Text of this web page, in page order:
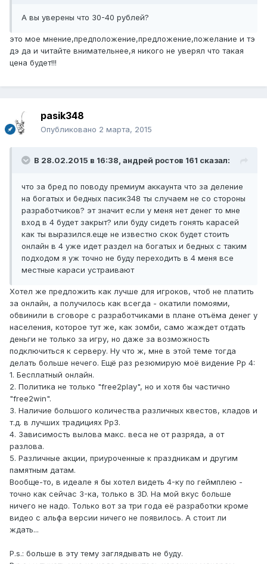
А вы уверены что 30-40 рублей?
это мое мнение,предположение,предложение,пожелание и тэ
дэ да и читайте внимательнее,я никого не уверял что такая
цена будет!!!
pasik348
Опубликовано 2 марта, 2015
В 28.02.2015 в 16:38, андрей ростов 161 сказал:
что за бред по поводу премиум аккаунта что за деление
на богатых и бедных пасик348 ты случаем не со стороны
разработчиков? эт значит если у меня нет денег то мне
вход в 4 будет закрыт? или буду сидеть гонять карасей
как ты выразился.еще не известно скок будет стоить
онлайн в 4 уже идет раздел на богатых и бедных с таким
подходом я уж точно не буду переходить в 4 меня все
местные караси устраивают
Хотел же предложить как лучше для игроков, чтоб не платить
за онлайн, а получилось как всегда - окатили помоями,
обвинили в сговоре с разработчиками в плане отъёма денег у
населения, которое тут же, как зомби, само жаждет отдать
деньги не только за игру, но даже за возможность
подключиться к серверу. Ну что ж, мне в этой теме тогда
делать больше нечего. Ещё раз резюмирую моё видение Рр 4:
1. Бесплатный онлайн.
2. Политика не только "free2play", но и хотя бы частично
"free2win".
3. Наличие большого количества различных квестов, кладов и
т.д. в лучших традициях Рр3.
4. Зависимость вылова макс. веса не от разряда, а от
разлова.
5. Различные акции, приуроченные к праздникам и другим
памятным датам.
Вообще-то, в идеале я бы хотел видеть 4-ку по геймплею -
точно как сейчас 3-ка, только в 3D. На мой вкус больше
ничего не надо. Только вот за три года её разработки кроме
видео с альфа версии ничего не появилось. А стоит ли
ждать...
P.s.: больше в эту тему заглядывать не буду.